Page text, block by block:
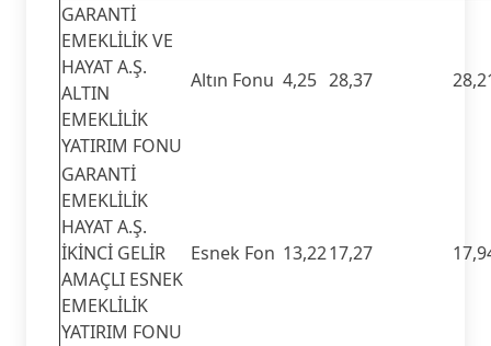
GARANTİ
EMEKLİLİK VE
HAYAT A.Ş.
ALTIN
EMEKLİLİK
YATIRIM FONU
Altın Fonu 4,25 28,37
GARANTİ
EMEKLİLİK
HAYAT A.Ş.
İKİNCİ GELİR
AMAÇLI ESNEK
EMEKLİLİK
YATIRIM FONU
Esnek Fon 13,2217,27